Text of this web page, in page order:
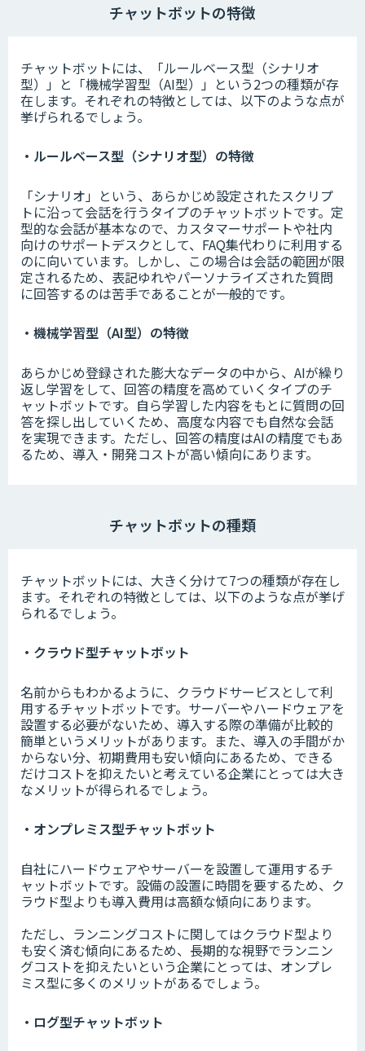
チャットボットの特徴
チャットボットには、「ルールベース型（シナリオ
型）」と「機械学習型（AI型）」という2つの種類が存
在します。それぞれの特徴としては、以下のような点が
挙げられるでしょう。
・ルールベース型（シナリオ型）の特徴
「シナリオ」という、あらかじめ設定されたスクリプ
トに沿って会話を行うタイプのチャットボットです。定
型的な会話が基本なので、カスタマーサポートや社内
向けのサポートデスクとして、FAQ集代わりに利用する
のに向いています。しかし、この場合は会話の範囲が限
定されるため、表記ゆれやパーソナライズされた質問
に回答するのは苦手であることが一般的です。
・機械学習型（AI型）の特徴
あらかじめ登録された膨大なデータの中から、AIが繰り
返し学習をして、回答の精度を高めていくタイプのチ
ャットボットです。自ら学習した内容をもとに質問の回
答を探し出していくため、高度な内容でも自然な会話
を実現できます。ただし、回答の精度はAIの精度でもあ
るため、導入・開発コストが高い傾向にあります。
チャットボットの種類
チャットボットには、大きく分けて7つの種類が存在し
ます。それぞれの特徴としては、以下のような点が挙げ
られるでしょう。
・クラウド型チャットボット
名前からもわかるように、クラウドサービスとして利
用するチャットボットです。サーバーやハードウェアを
設置する必要がないため、導入する際の準備が比較的
簡単というメリットがあります。また、導入の手間がか
からない分、初期費用も安い傾向にあるため、できる
だけコストを抑えたいと考えている企業にとっては大き
なメリットが得られるでしょう。
・オンプレミス型チャットボット
自社にハードウェアやサーバーを設置して運用するチ
ャットボットです。設備の設置に時間を要するため、ク
ラウド型よりも導入費用は高額な傾向にあります。
ただし、ランニングコストに関してはクラウド型より
も安く済む傾向にあるため、長期的な視野でランニン
グコストを抑えたいという企業にとっては、オンプレ
ミス型に多くのメリットがあるでしょう。
・ログ型チャットボット